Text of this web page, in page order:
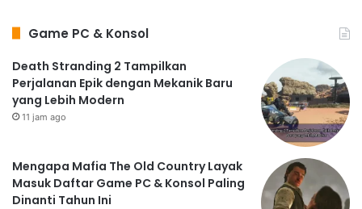
Game PC & Konsol
Death Stranding 2 Tampilkan
Perjalanan Epik dengan Mekanik Baru
yang Lebih Modern
11 jam ago
Mengapa Mafia The Old Country Layak
Masuk Daftar Game PC & Konsol Paling
Dinanti Tahun Ini